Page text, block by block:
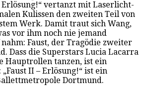
Erlösung!“ vertanzt mit Laserlicht-
Kulissen den zweiten Teil von
Werk. Damit traut sich Wang,
vor ihm noch nie jemand
Faust, der Tragödie zweiter
Dass die Superstars Lucia Lacarra
Hauptrollen tanzen, ist ein
II – Erlösung!“ ist ein
Dortmund.